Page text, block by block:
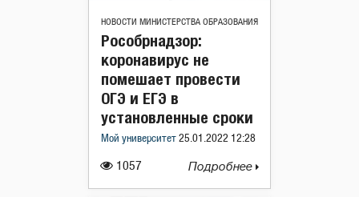
НОВОСТИ МИНИСТЕРСТВА ОБРАЗОВАНИЯ
1057
Рособрнадзор:
коронавирус не
помешает провести
ОГЭ и ЕГЭ в
установленные сроки
Мой университет 25.01.2022 12:28
Подробнее